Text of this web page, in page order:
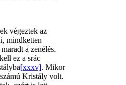
végeztek az
mindketten
a zenélés.
ez a srác
[xxxv]. Mikor
Kristály volt.